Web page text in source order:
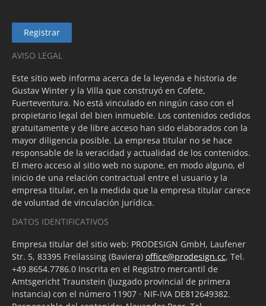
Registrar
AVISO LEGAL
Este sitio web informa acerca de la leyenda e historia de
Gustav Winter y la Villa que construyó en Cofete,
Fuerteventura. No está vinculado en ningún caso con el
propietario legal del bien inmueble. Los contenidos cedidos
gratuitamente y de libre acceso han sido elaborados con la
mayor diligencia posible. La empresa titular no se hace
responsable de la veracidad y actualidad de los contenidos.
El mero acceso al sitio web no supone, en modo alguno, el
inicio de una relación contractual entre el usuario y la
empresa titular, en la medida que la empresa titular carece
de voluntad de vinculación jurídica.
DATOS IDENTIFICATIVOS
Empresa titular del sitio web: PRODESIGN GmbH, Laufener
Str. 5, 83395 Freilassing (Baviera) office@prodesign.cc, Tel.
+49.8654.7786.0 Inscrita en el Registro mercantil de
Amtsgericht Traunstein (Juzgado provincial de primera
instancia) con el número 11907 · NIF-IVA DE812649382.